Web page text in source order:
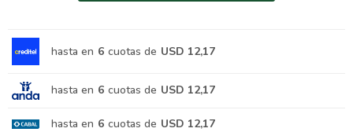
hasta en 6 cuotas de USD 12,17
hasta en 6 cuotas de USD 12,17
hasta en 6 cuotas de USD 12,17